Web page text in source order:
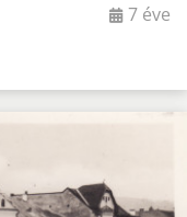
7 éve